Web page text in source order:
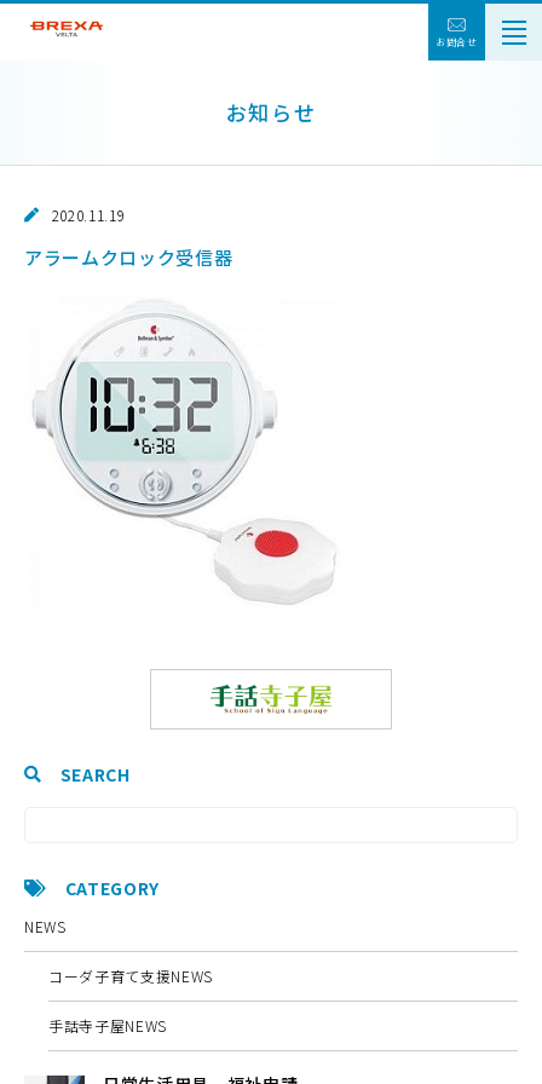
お問合せ
お知らせ
2020.11.19
アラームクロック受信器
SEARCH
CATEGORY
NEWS
コーダ子育て支援NEWS
手話寺子屋NEWS